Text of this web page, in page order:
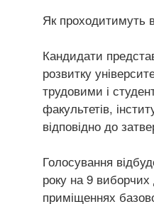
Як проходитимуть
Кандидати
розвитку
трудовими і
факультетів,
відповідно до
Голосування
року на 9
приміщеннях